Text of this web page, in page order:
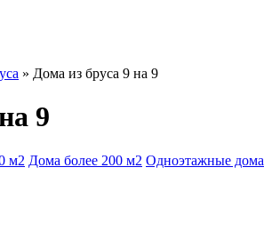
» Дома из бруса 9 на 9
9
м2 Дома более 200 м2 Одноэтажные дома